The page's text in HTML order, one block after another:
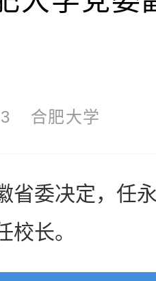
合肥大学
委决定，任永
校长。